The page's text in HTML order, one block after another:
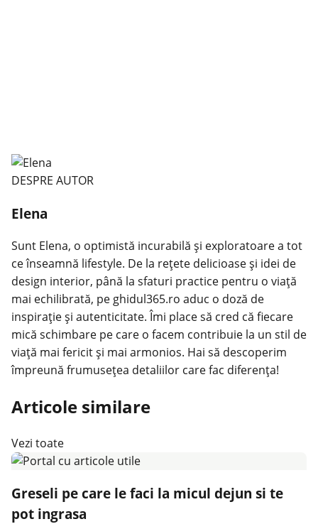
DESPRE AUTOR
Elena
Sunt Elena, o optimistă incurabilă și exploratoare a tot
ce înseamnă lifestyle. De la rețete delicioase și idei de
design interior, până la sfaturi practice pentru o viață
mai echilibrată, pe ghidul365.ro aduc o doză de
inspirație și autenticitate. Îmi place să cred că fiecare
mică schimbare pe care o facem contribuie la un stil de
viață mai fericit și mai armonios. Hai să descoperim
împreună frumusețea detaliilor care fac diferența!
Articole similare
Vezi toate
Greseli pe care le faci la micul dejun si te
pot ingrasa